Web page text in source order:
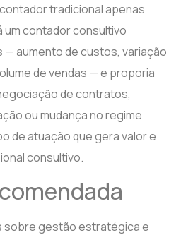
tradicional apenas
um contador consultivo
— aumento de custos, variação
de vendas — e proporia
de contratos,
ou mudança no regime
de atuação que gera valor e
consultivo.
sobre gestão estratégica e